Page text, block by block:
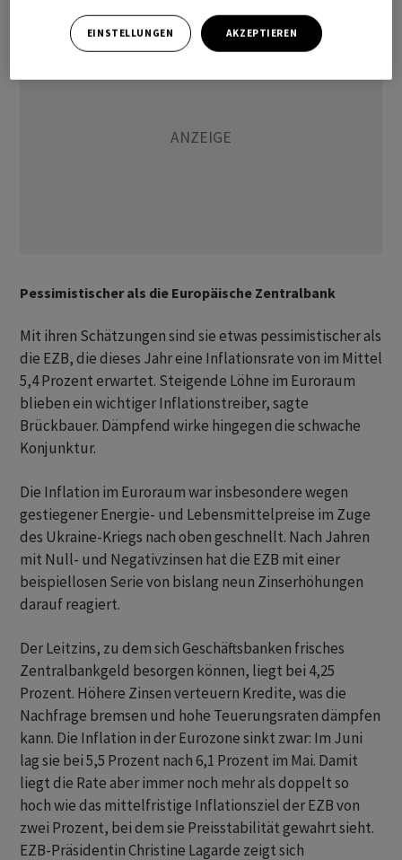
Pessimistischer als die Europäische Zentralbank
Mit ihren Schätzungen sind sie etwas pessimistischer als
die EZB, die dieses Jahr eine Inflationsrate von im Mittel
5,4 Prozent erwartet. Steigende Löhne im Euroraum
blieben ein wichtiger Inflationstreiber, sagte
Brückbauer. Dämpfend wirke hingegen die schwache
Konjunktur.
Die Inflation im Euroraum war insbesondere wegen
gestiegener Energie- und Lebensmittelpreise im Zuge
des Ukraine-Kriegs nach oben geschnellt. Nach Jahren
mit Null- und Negativzinsen hat die EZB mit einer
beispiellosen Serie von bislang neun Zinserhöhungen
darauf reagiert.
Der Leitzins, zu dem sich Geschäftsbanken frisches
Zentralbankgeld besorgen können, liegt bei 4,25
Prozent. Höhere Zinsen verteuern Kredite, was die
Nachfrage bremsen und hohe Teuerungsraten dämpfen
kann. Die Inflation in der Eurozone sinkt zwar: Im Juni
lag sie bei 5,5 Prozent nach 6,1 Prozent im Mai. Damit
liegt die Rate aber immer noch mehr als doppelt so
hoch wie das mittelfristige Inflationsziel der EZB von
zwei Prozent, bei dem sie Preisstabilität gewahrt sieht.
EZB-Präsidentin Christine Lagarde zeigt sich
EINSTELLUNGEN AKZEPTIEREN